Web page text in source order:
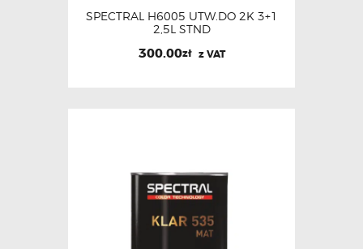
SPECTRAL H6005 UTW.DO 2K 3+1
2,5L STND
300.00zł z VAT